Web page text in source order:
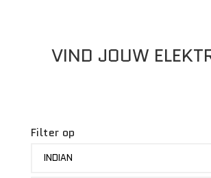
VIND JOUW
Filter op
INDIAN